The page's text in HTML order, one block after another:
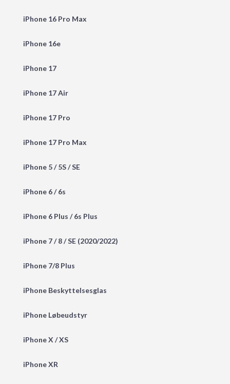
iPhone 16 Pro Max
iPhone 16e
iPhone 17
iPhone 17 Air
iPhone 17 Pro
iPhone 17 Pro Max
iPhone 5 / 5S / SE
iPhone 6 / 6s
iPhone 6 Plus / 6s Plus
iPhone 7 / 8 / SE (2020/2022)
iPhone 7/8 Plus
iPhone Beskyttelsesglas
iPhone Løbeudstyr
iPhone X / XS
iPhone XR